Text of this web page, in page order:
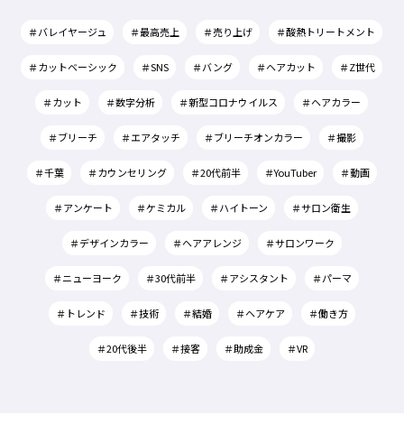
＃バレイヤージュ ＃最高売上 ＃売り上げ ＃酸熱トリートメント
＃カットベーシック ＃SNS ＃バング ＃ヘアカット ＃Z世代
＃カット ＃数字分析 ＃新型コロナウイルス ＃ヘアカラー
＃ブリーチ ＃エアタッチ ＃ブリーチオンカラー ＃撮影
＃千葉 ＃カウンセリング ＃20代前半 ＃YouTuber ＃動画
＃アンケート ＃ケミカル ＃ハイトーン ＃サロン衛生
＃デザインカラー ＃ヘアアレンジ ＃サロンワーク
＃ニューヨーク ＃30代前半 ＃アシスタント ＃パーマ
＃トレンド ＃技術 ＃結婚 ＃ヘアケア ＃働き方
＃20代後半 ＃接客 ＃助成金 ＃VR